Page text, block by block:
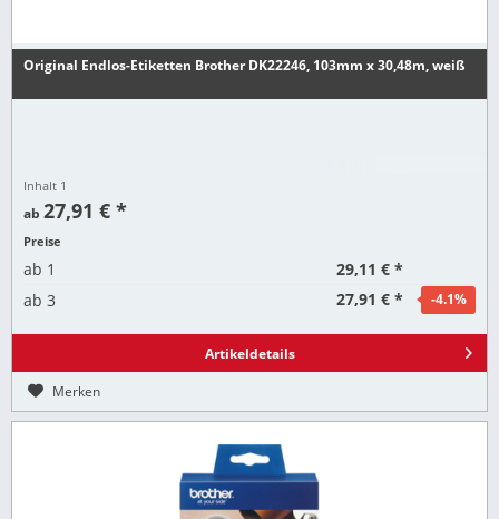
Original Endlos-Etiketten Brother DK22246, 103mm x 30,48m, weiß
Inhalt 1
ab27,91 € *
Preise
ab 1
29,11 € *
ab 3 27,91 € * -4.1%
Artikeldetails
Merken